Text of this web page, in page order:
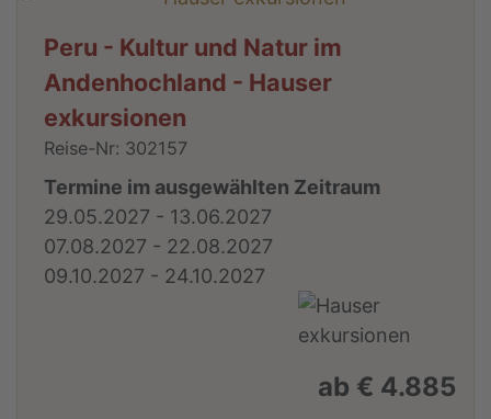
Peru - Kultur und Natur im
Andenhochland - Hauser
exkursionen
Reise-Nr: 302157
Termine im ausgewählten Zeitraum
29.05.2027 - 13.06.2027
07.08.2027 - 22.08.2027
09.10.2027 - 24.10.2027
ab € 4.885